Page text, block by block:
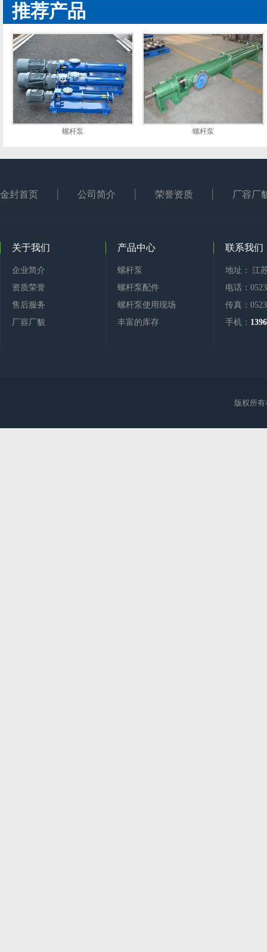
推荐产品
螺杆泵 螺杆泵
金封首页 公司简介 荣誉资质 厂容厂
关于我们
企业简介
资质荣誉
售后服务
厂容厂貌
产品中心
螺杆泵
螺杆泵配件
螺杆泵使用现场
丰富的库存
联系我们
地址： 江
电话：
传真：
手机：
版权所